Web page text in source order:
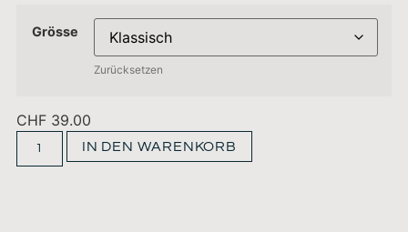
Grösse
Zurücksetzen
CHF39.00
IN DEN WARENKORB